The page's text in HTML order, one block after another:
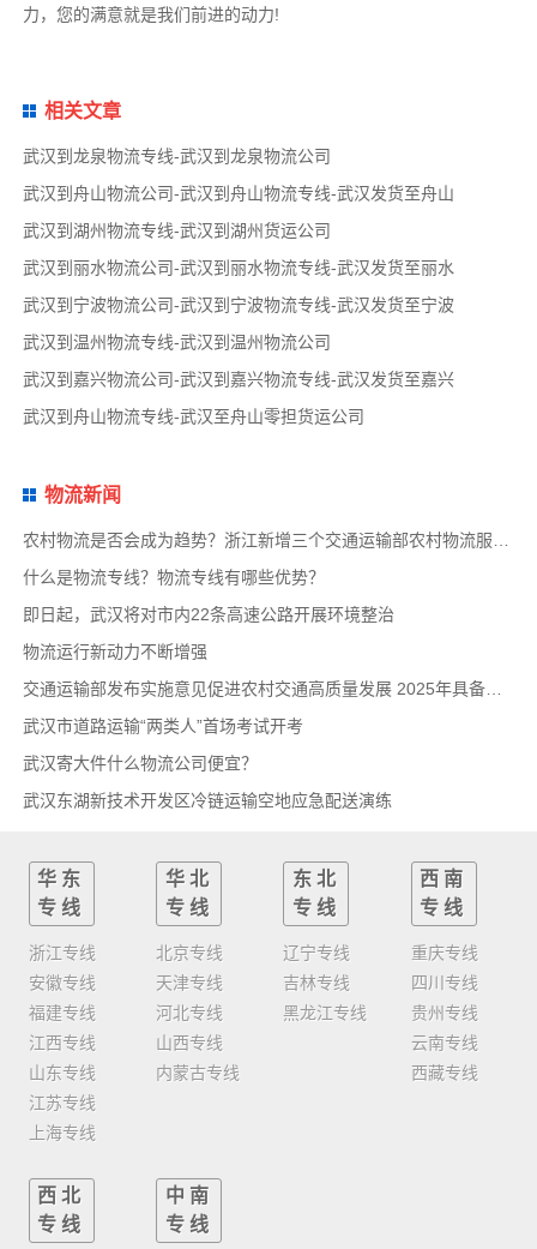
力，您的满意就是我们前进的动力!
相关文章
武汉到龙泉物流专线-武汉到龙泉物流公司
武汉到舟山物流公司-武汉到舟山物流专线-武汉发货至舟山
武汉到湖州物流专线-武汉到湖州货运公司
武汉到丽水物流公司-武汉到丽水物流专线-武汉发货至丽水
武汉到宁波物流公司-武汉到宁波物流专线-武汉发货至宁波
武汉到温州物流专线-武汉到温州物流公司
武汉到嘉兴物流公司-武汉到嘉兴物流专线-武汉发货至嘉兴
武汉到舟山物流专线-武汉至舟山零担货运公司
物流新闻
什么是物流专线？物流专线有哪些优势？
即日起，武汉将对市内22条高速公路开展环境整治
物流运行新动力不断增强
交通运输部发布实施意见促进农村交通高质量发展 2025年具备条件建制村基本通物流快递
武汉市道路运输“两类人”首场考试开考
武汉寄大件什么物流公司便宜？
武汉东湖新技术开发区冷链运输空地应急配送演练
华东
专线
浙江专线
安徽专线
福建专线
江西专线
山东专线
江苏专线
上海专线
华北
专线
北京专线
天津专线
河北专线
山西专线
内蒙古专线
东北
专线
辽宁专线
吉林专线
黑龙江专线
西南
专线
重庆专线
四川专线
贵州专线
云南专线
西藏专线
西北
专线
中南
专线